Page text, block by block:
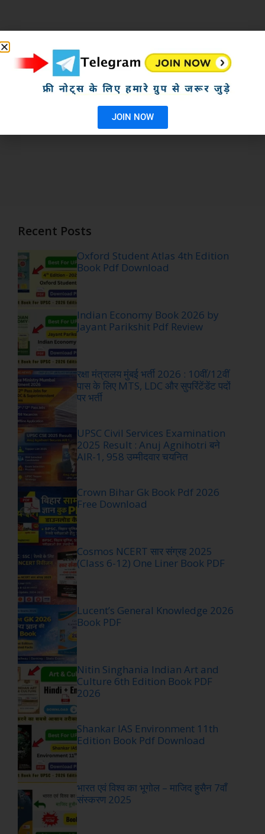
Recent Posts
Oxford Student Atlas 4th Edition
Book Pdf Download
Indian Economy Book 2026 by
Jayant Parikshit Pdf Review
रक्षा मंत्रालय मुंबई भर्ती 2026 : 10वीं/12वीं
पास के लिए MTS, LDC और सुपरिंटेंडेंट पदों
पर भर्ती
UPSC Civil Services Examination
2025 Result : Anuj Agnihotri बने
AIR-1, 958 उम्मीदवार चयनित
Crown Bihar Gk Book Pdf 2026
Free Download
Cosmos NCERT सार संग्रह 2025
(Class 6-12) One Liner Book PDF
Lucent’s General Knowledge 2026
Book PDF
Nitin Singhania Indian Art and
Culture 6th Edition Book PDF
2026
Shankar IAS Environment 11th
Edition Book Pdf Download
भारत एवं विश्व का भूगोल – माजिद हुसैन 7वाँ
संस्करण 2025
JOIN NOW